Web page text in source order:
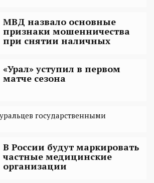
МВД назвало основные
признаки мошенничества
при снятии наличных
«Урал» уступил в первом
матче сезона
государственными
В России будут маркировать
частные медицинские
организации